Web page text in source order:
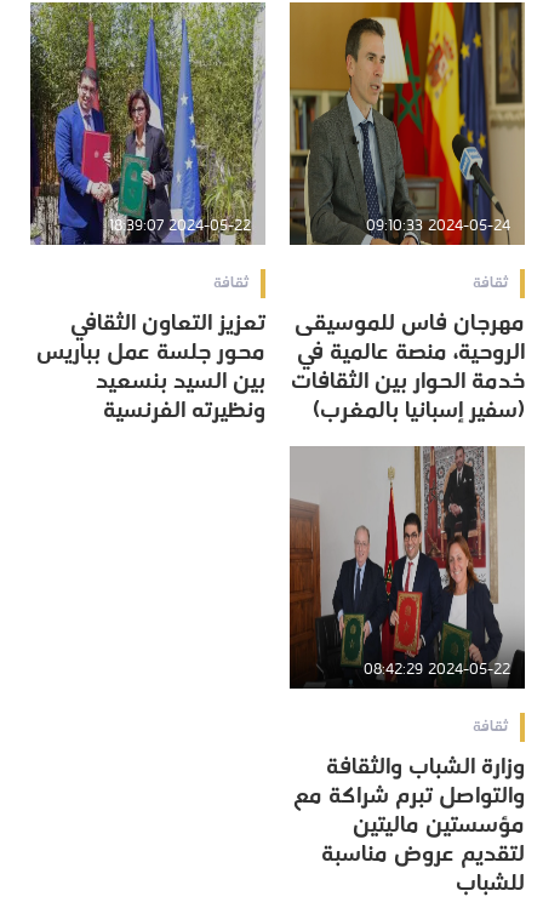
2024-05-24 09:10:33
ثقافة
مهرجان فاس للموسيقى
الروحية، منصة عالمية في
خدمة الحوار بين الثقافات
(سفير إسبانيا بالمغرب)
2024-05-22 18:39:07
ثقافة
تعزيز التعاون الثقافي
محور جلسة عمل بباريس
بين السيد بنسعيد
ونظيرته الفرنسية
2024-05-22 08:42:29
ثقافة
وزارة الشباب والثقافة
والتواصل تبرم شراكة مع
مؤسستين ماليتين
لتقديم عروض مناسبة
للشباب